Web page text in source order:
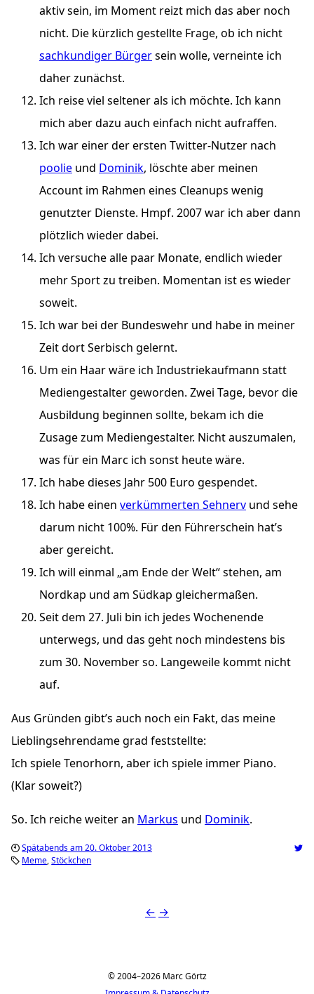
aktiv sein, im Moment reizt mich das aber noch
nicht. Die kürzlich gestellte Frage, ob ich nicht
sachkundiger Bürgersein wolle, verneinte ich
daher zunächst.
Ich reise viel seltener als ich möchte. Ich kann
mich aber dazu auch einfach nicht aufraffen.
Ich war einer der ersten Twitter-Nutzer nach
poolie und Dominik, löschte aber meinen
Account im Rahmen eines Cleanups wenig
genutzter Dienste. Hmpf. 2007 war ich aber dann
plötzlich wieder dabei.
Ich versuche alle paar Monate, endlich wieder
mehr Sport zu treiben. Momentan ist es wieder
soweit.
Ich war bei der Bundeswehr und habe in meiner
Zeit dort Serbisch gelernt.
Um ein Haar wäre ich Industriekaufmann statt
Mediengestalter geworden. Zwei Tage, bevor die
Ausbildung beginnen sollte, bekam ich die
Zusage zum Mediengestalter. Nicht auszumalen,
was für ein Marc ich sonst heute wäre.
Ich habe dieses Jahr 500 Euro gespendet.
Ich habe einen verkümmerten Sehnerv und sehe
darum nicht 100%. Für den Führerschein hat’s
aber gereicht.
Ich will einmal „am Ende der Welt“ stehen, am
Nordkap und am Südkap gleichermaßen.
Seit dem 27. Juli bin ich jedes Wochenende
unterwegs, und das geht noch mindestens bis
zum 30. November so. Langeweile kommt nicht
auf.
Aus Gründen gibt’s auch noch ein Fakt, das meine
Lieblingsehrendame grad feststellte:
Ich spiele Tenorhorn, aber ich spiele immer Piano.
(Klar soweit?)
So. Ich reiche weiter an Markus und Dominik.
Spätabends am 20. Oktober 2013
Meme Stöckchen
← →
© 2004–2026 Marc Görtz